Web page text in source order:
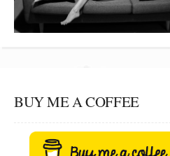
BUY ME A COFFEE